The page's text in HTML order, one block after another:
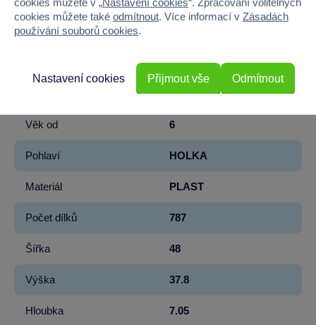
Značka
LEGO®
DISNEY
Věk od 6
Pohlaví HOLKA
Materiál PLAST
Počet dílků 787
Šířka 48
Výška 37.8
Hloubka 7.05
cookies můžete v „Nastavení cookies“. Zpracování volitelných
cookies můžete také odmítnout. Více informací v Zásadách
používání souborů cookies.
Odmítnout
Nastavení cookies Přijmout vše